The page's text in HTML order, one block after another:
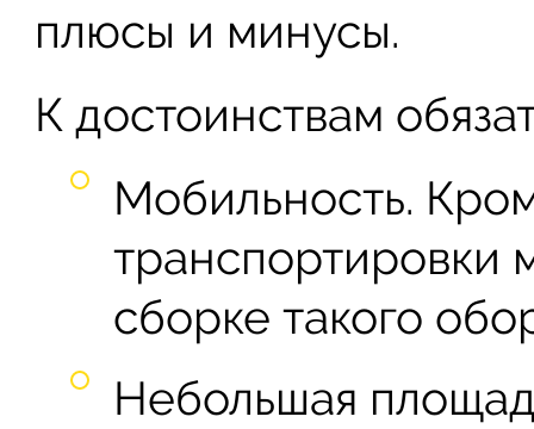
плюсы и минусы.
К достоинствам
Мобильность.
транспортировки
сборке такого
Небольшая